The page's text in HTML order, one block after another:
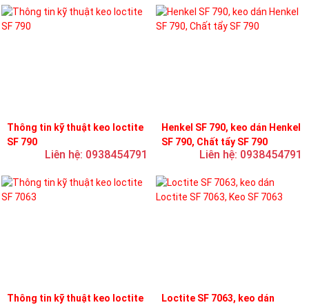
Thông tin kỹ thuật keo loctite
SF 790
Liên hệ: 0938454791
Henkel SF 790, keo dán Henkel
SF 790, Chất tẩy SF 790
Liên hệ: 0938454791
Thông tin kỹ thuật keo loctite
Loctite SF 7063, keo dán